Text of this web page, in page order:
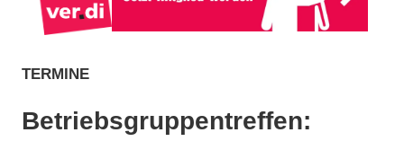
TERMINE
Betriebsgruppentreffen: